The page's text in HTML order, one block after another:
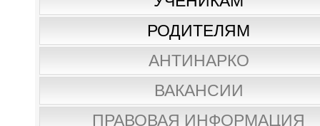
РОДИТЕЛЯМ
АНТИНАРКО
ВАКАНСИИ
ПРАВОВАЯ ИНФОРМАЦИЯ